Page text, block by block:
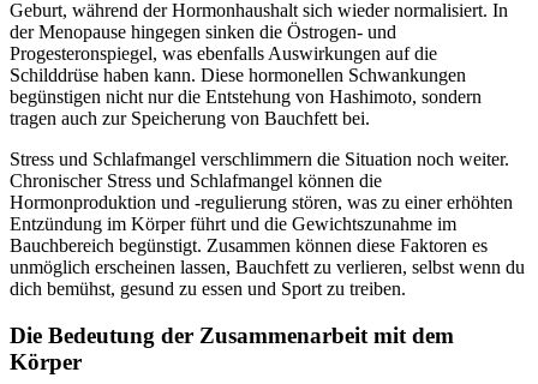
Geburt, während der Hormonhaushalt sich wieder normalisiert. In
der Menopause hingegen sinken die Östrogen- und
Progesteronspiegel, was ebenfalls Auswirkungen auf die
Schilddrüse haben kann. Diese hormonellen Schwankungen
begünstigen nicht nur die Entstehung von Hashimoto, sondern
tragen auch zur Speicherung von Bauchfett bei.
Stress und Schlafmangel verschlimmern die Situation noch weiter.
Chronischer Stress und Schlafmangel können die
Hormonproduktion und -regulierung stören, was zu einer erhöhten
Entzündung im Körper führt und die Gewichtszunahme im
Bauchbereich begünstigt. Zusammen können diese Faktoren es
unmöglich erscheinen lassen, Bauchfett zu verlieren, selbst wenn du
dich bemühst, gesund zu essen und Sport zu treiben.
Die Bedeutung der Zusammenarbeit mit dem
Körper